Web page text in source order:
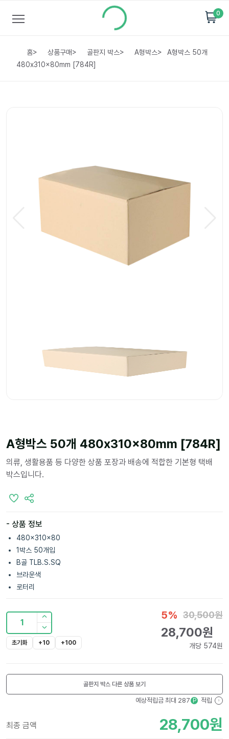
0
홈> 상품구매> 골판지 박스> A형박스>
A형박스 50개
480x310x80mm [784R]
A형박스 50개 480x310x80mm [784R]
의류, 생활용품 등 다양한 상품 포장과 배송에 적합한 기본형 택배
박스입니다.
- 상품 정보
480x310x80
1박스 50개입
B골 TLB.S.SQ
브라운색
로터리
1
초기화 +10 +100
5% 30,500원
28,700원
개당 574원
골판지 박스 다른 상품 보기
예상적립금 최대 287 P 적립 ?
최종 금액 28,700원